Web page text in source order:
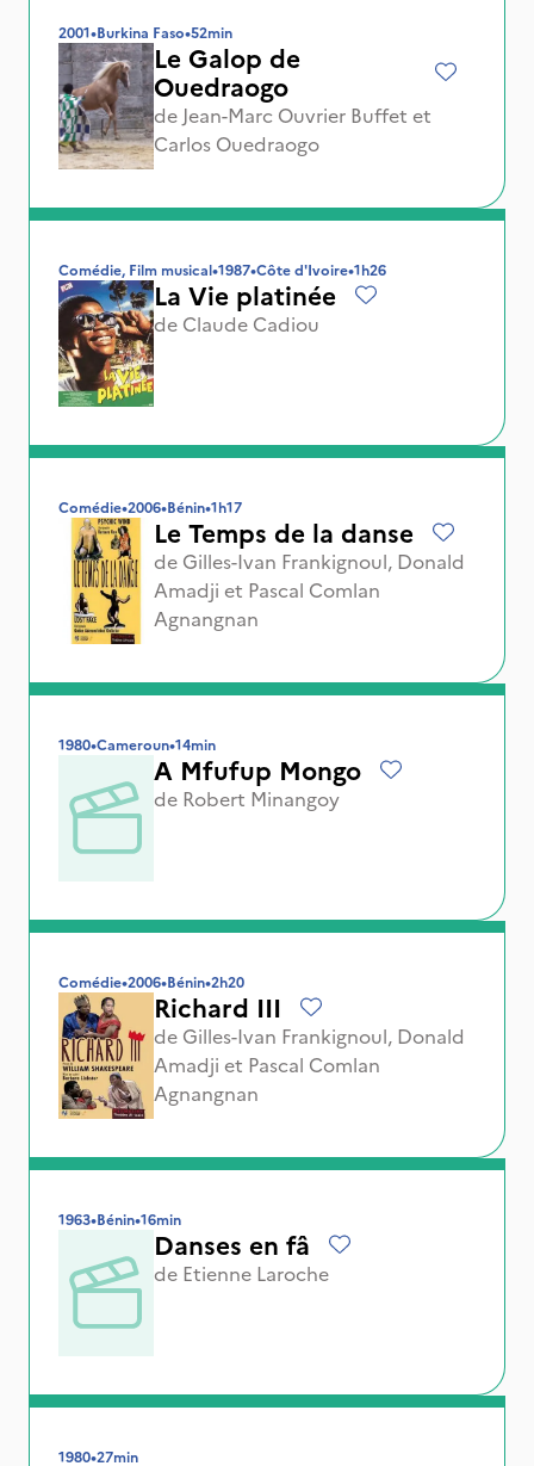
2001•Burkina Faso•52min
Le Galop de
Ouedraogo
de Jean-Marc Ouvrier Buffet et
Carlos Ouedraogo
Comédie, Film musical•1987•Côte d'Ivoire•1h26
La Vie platinée
de Claude Cadiou
Comédie•2006•Bénin•1h17
Le Temps de la danse
de Gilles-Ivan Frankignoul, Donald
Amadji et Pascal Comlan
Agnangnan
1980•Cameroun•14min
A Mfufup Mongo
de Robert Minangoy
Comédie•2006•Bénin•2h20
Richard III
de Gilles-Ivan Frankignoul, Donald
Amadji et Pascal Comlan
Agnangnan
1963•Bénin•16min
Danses en fâ
de Etienne Laroche
1980•27min